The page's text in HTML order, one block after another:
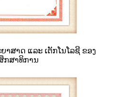
ສາດ ແລະ ເຕັກໂນໂລຊີ ຂອງ
ກສາທິການ